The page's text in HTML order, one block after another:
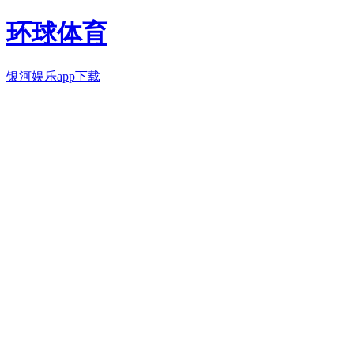
环球体育
银河娱乐app下载